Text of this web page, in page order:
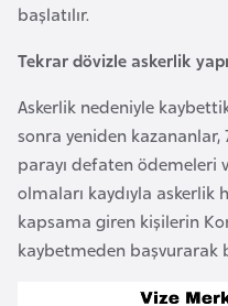
başlatılır.
Tekrar dövizle askerlik
Askerlik nedeniyle
sonra yeniden kazananlar,
parayı defaten ödemeleri
olmaları kaydıyla askerlik
kapsama giren kişilerin
kaybetmeden başvurarak
K
ü
K
u